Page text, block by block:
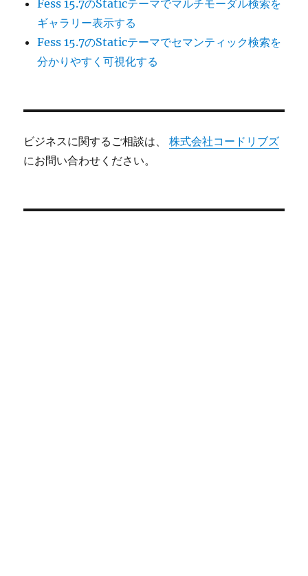
Fess 15.7のStaticテーマでマルチモーダル検索を
ギャラリー表示する
Fess 15.7のStaticテーマでセマンティック検索を
分かりやすく可視化する
ビジネスに関するご相談は、株式会社コードリブズ
にお問い合わせください。